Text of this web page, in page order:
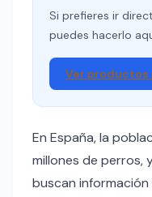
Si prefieres ir
puedes hacerlo
Ver
En España, la
millones de perros,
buscan